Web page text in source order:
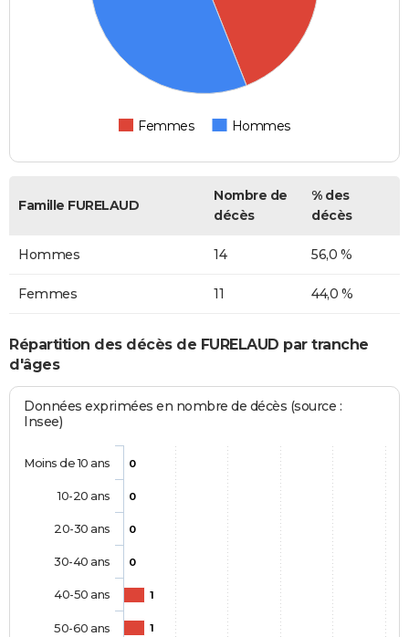
Femmes Hommes
Famille FURELAUD
Nombre de
décès
% des
décès
Hommes 14 56,0 %
Femmes 11 44,0 %
Répartition des décès de FURELAUD par tranche
d'âges
Données exprimées en nombre de décès (source :
Insee)
0
0
0
0
1
1
Moins de 10 ans
10-20 ans
20-30 ans
30-40 ans
40-50 ans
50-60 ans